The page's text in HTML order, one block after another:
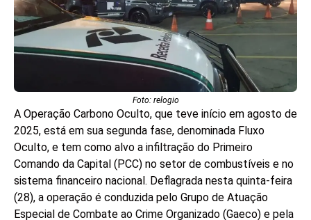
Foto: relogio
A Operação Carbono Oculto, que teve início em agosto de
2025, está em sua segunda fase, denominada Fluxo
Oculto, e tem como alvo a infiltração do Primeiro
Comando da Capital (PCC) no setor de combustíveis e no
sistema financeiro nacional. Deflagrada nesta quinta-feira
(28), a operação é conduzida pelo Grupo de Atuação
Especial de Combate ao Crime Organizado (Gaeco) e pela